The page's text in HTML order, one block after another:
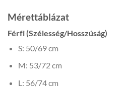
Mérettáblázat
Férfi (Szélesség/Hosszúság)
S: 50/69 cm
M: 53/72 cm
L: 56/74 cm